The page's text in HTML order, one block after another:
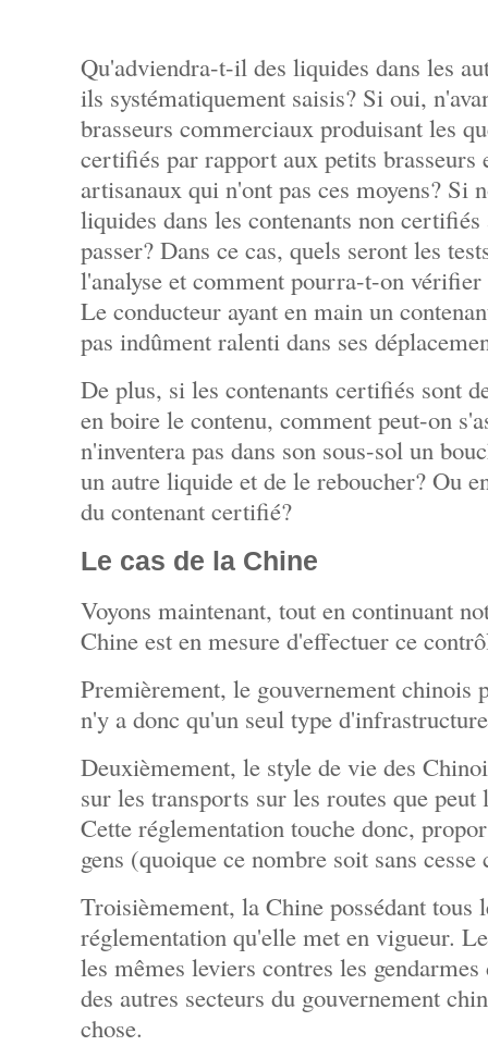
Qu'adviendra-t-il des liquides dans les
ils systématiquement saisis? Si oui,
brasseurs commerciaux produisant les
certifiés par rapport aux petits brasseurs
artisanaux qui n'ont pas ces moyens? Si
liquides dans les contenants non certifiés
passer? Dans ce cas, quels seront les
l'analyse et comment pourra-t-on vérifier
Le conducteur ayant en main un
pas indûment ralenti dans ses
De plus, si les contenants certifiés sont
en boire le contenu, comment peut-on
n'inventera pas dans son sous-sol un
un autre liquide et de le reboucher? Ou
du contenant certifié?
Le cas de la Chine
Voyons maintenant, tout en continuant
Chine est en mesure d'effectuer ce
Premièrement, le gouvernement chinois
n'y a donc qu'un seul type
Deuxièmement, le style de vie des
sur les transports sur les routes que
Cette réglementation touche donc,
gens (quoique ce nombre soit sans cesse
Troisièmement, la Chine possédant tous
réglementation qu'elle met en vigueur.
les mêmes leviers contres les
des autres secteurs du gouvernement
chose.